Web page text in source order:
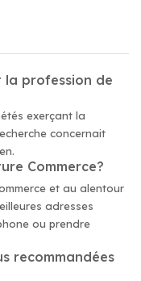
la profession de
exerçant la
concernait
Commerce?
et au alentour
adresses
ou prendre
recommandées